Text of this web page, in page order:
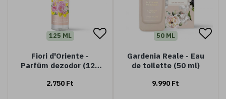
125 ML
Fiori d'Oriente -
Parfüm dezodor (125
2.750 Ft
50 ML
Gardenia Reale - Eau
de toilette (50 ml)
9.990 Ft